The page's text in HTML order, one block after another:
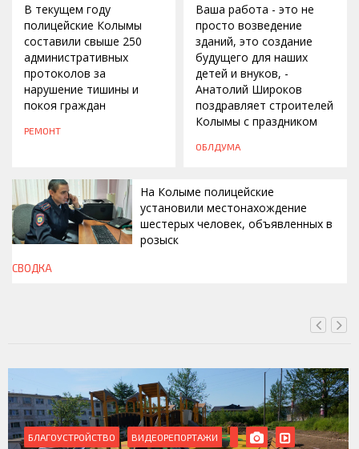
В текущем году
полицейские Колымы
составили свыше 250
административных
протоколов за
нарушение тишины и
покоя граждан
РЕМОНТ
Ваша работа - это не
просто возведение
зданий, это создание
будущего для наших
детей и внуков, -
Анатолий Широков
поздравляет строителей
Колымы с праздником
ОБЛДУМА
ВЧЕРА, 13:00
На Колыме полицейские
установили местонахождение
шестерых человек, объявленных в
розыск
СВОДКА
БЛАГОУСТРОЙСТВО ВИДЕОРЕПОРТАЖИ